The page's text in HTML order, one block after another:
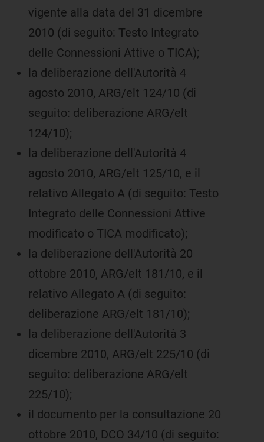
vigente alla data del 31 dicembre
2010 (di seguito: Testo Integrato
delle Connessioni Attive o TICA);
la deliberazione dell'Autorità 4
agosto 2010, ARG/elt 124/10 (di
seguito: deliberazione ARG/elt
124/10);
la deliberazione dell'Autorità 4
agosto 2010, ARG/elt 125/10, e il
relativo Allegato A (di seguito: Testo
Integrato delle Connessioni Attive
modificato o TICA modificato);
la deliberazione dell'Autorità 20
ottobre 2010, ARG/elt 181/10, e il
relativo Allegato A (di seguito:
deliberazione ARG/elt 181/10);
la deliberazione dell'Autorità 3
dicembre 2010, ARG/elt 225/10 (di
seguito: deliberazione ARG/elt
225/10);
il documento per la consultazione 20
ottobre 2010, DCO 34/10 (di seguito: